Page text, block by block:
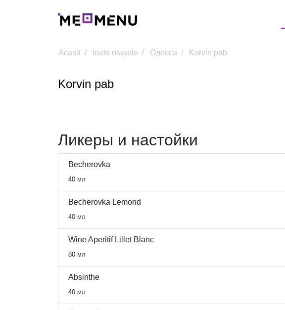
Acasă toate orașele Одесса Korvin pab
Korvin pab
Ликеры и настойки
Becherovka
40 мл
Becherovka Lemond
40 мл
Wine Aperitif Lillet Blanc
80 мл
Absinthe
40 мл